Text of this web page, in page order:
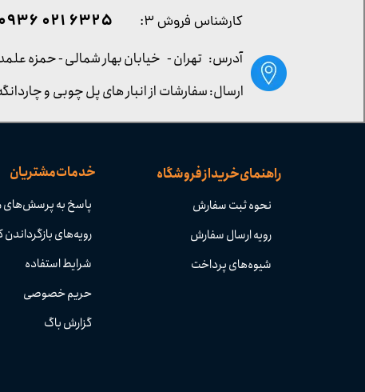
راهنمای خرید از فروشگاه
نحوه ثبت سفارش
رویه ارسال سفارش
شیوه‌های پرداخت
خدمات مشتریان
پاسخ به پرسش‌های
رویه‌های بازگرداندن
شرایط استفاده
حریم خصوصی
گزارش باگ
کارشناس فروش ۳: ۶۳۲۵ ۰۲۱ ۰۹۳۶
آدرس: تهران - خیابان بهار شمالی - حمزه
ارسال: سفارشات از انبار های پل چوبی و